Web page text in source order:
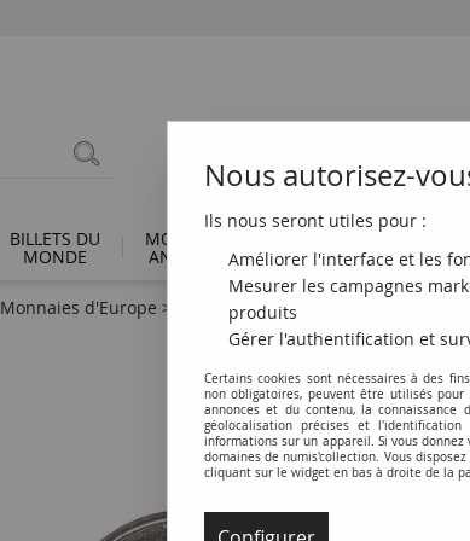
BILLETS DU
MONDE
MONNAIES
ANTIQUES FRANÇAISES DU
Monnaies d'Europe > Transnistrie >Transnistrie 1 Rouble
Pièce
Réf. :
Nous autorisez-
Ils nous seront utiles pour :
Améliorer l'interface et les
Mesurer les campagnes
produits
Gérer l'authentification et
Certains cookies sont nécessaires à des
non obligatoires, peuvent être utilisés
annonces et du contenu, la connaissance
géolocalisation précises et
informations sur un appareil. Si vous
domaines de numis'collection. Vous
cliquant sur le widget en bas à droite de la